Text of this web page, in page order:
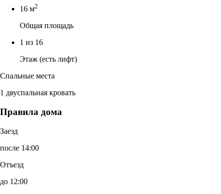
16 м2
Общая площадь
1 из 16
Этаж (есть лифт)
Спальные места
1 двуспальная кровать
Правила дома
Заезд
после 14:00
Отъезд
до 12:00